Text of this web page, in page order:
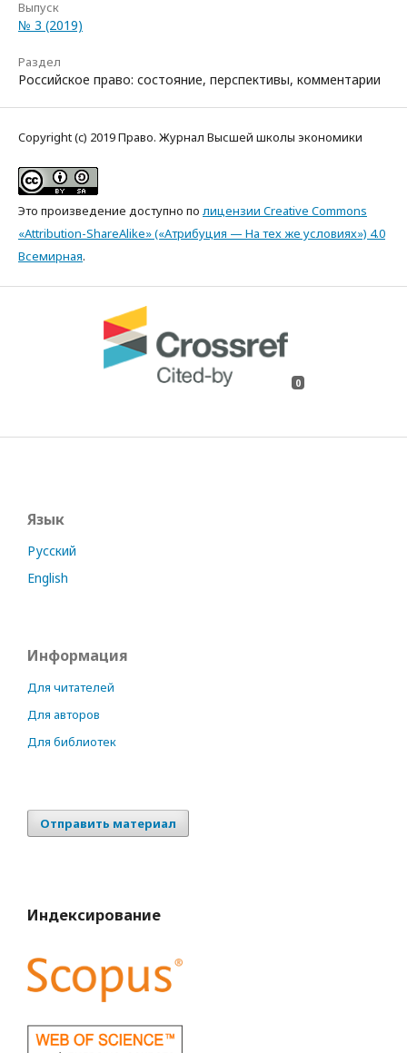
Выпуск
№ 3 (2019)
Раздел
Российское право: состояние, перспективы, комментарии
Copyright (c) 2019 Право. Журнал Высшей школы экономики
Это произведение доступно по лицензии Creative Commons
«Attribution-ShareAlike» («Атрибуция — На тех же условиях») 4.0
Всемирная.
0
Язык
Русский
English
Информация
Для читателей
Для авторов
Для библиотек
Отправить материал
Индексирование